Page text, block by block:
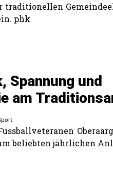
traditionellen
phk
Spannung und
am
beliebten jährlichen